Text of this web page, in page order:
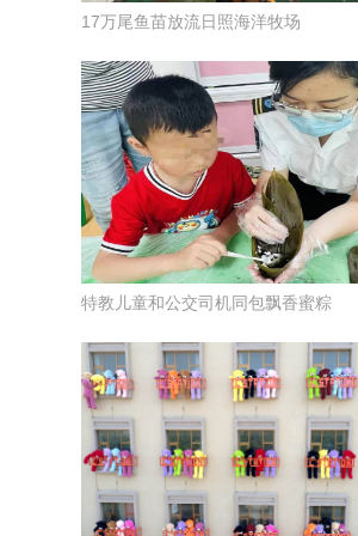
17万尾鱼苗放流日照海洋牧场
特教儿童和公交司机同包飘香蜜粽